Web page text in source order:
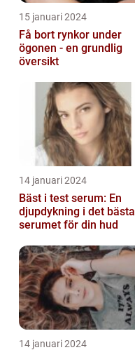
15 januari 2024
Få bort rynkor under
ögonen - en grundlig
översikt
14 januari 2024
Bäst i test serum: En
djupdykning i det bästa
serumet för din hud
14 januari 2024